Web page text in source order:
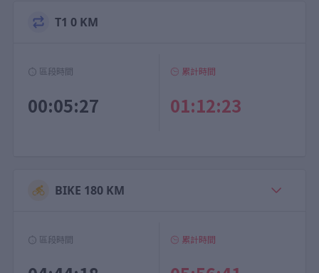
T1 0 KM
區段時間
00:05:27
累計時間
01:12:23
BIKE 180 KM
區段時間 累計時間